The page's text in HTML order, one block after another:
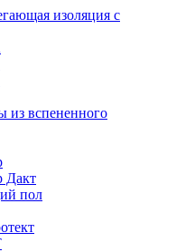
изоляция с
из вспененного
Дакт
пол